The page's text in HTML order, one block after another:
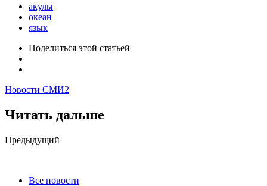
акулы
океан
язык
Поделиться этой статьей
Новости СМИ2
Читать дальше
Post
Предыдущий
Все новости